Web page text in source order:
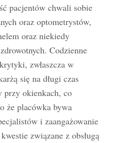
pacjentów chwali sobie
oraz optometrystów,
oraz niekiedy
Codzienne
zwłaszcza w
się na długi czas
przy okienkach, co
że placówka bywa
i zaangażowanie
związane z obsługą